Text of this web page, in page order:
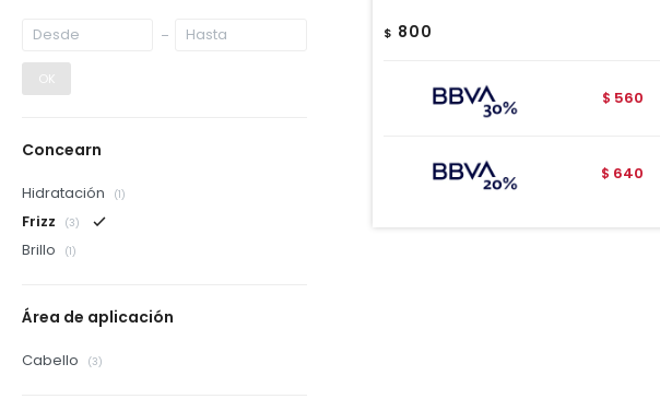
$ 800
$ 560
$ 640
OK
Concearn
Hidratación (1)
Frizz (3)
Brillo (1)
Área de aplicación
Cabello (3)